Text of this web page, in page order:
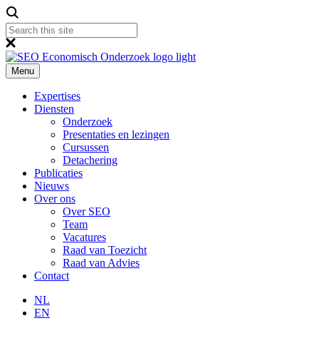
Menu
Expertises
Diensten
Onderzoek
Presentaties en lezingen
Cursussen
Detachering
Publicaties
Nieuws
Over ons
Over SEO
Team
Vacatures
Raad van Toezicht
Raad van Advies
Contact
NL
EN